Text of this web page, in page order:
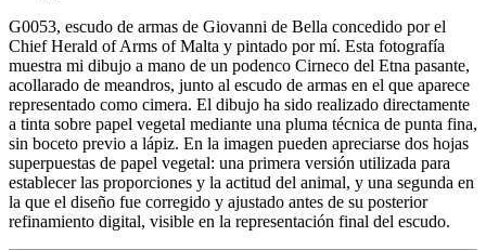
G0053, escudo de armas de Giovanni de Bella concedido por el
Chief Herald of Arms of Malta y pintado por mí. Esta fotografía
muestra mi dibujo a mano de un podenco Cirneco del Etna pasante,
acollarado de meandros, junto al escudo de armas en el que aparece
representado como cimera. El dibujo ha sido realizado directamente
a tinta sobre papel vegetal mediante una pluma técnica de punta fina,
sin boceto previo a lápiz. En la imagen pueden apreciarse dos hojas
superpuestas de papel vegetal: una primera versión utilizada para
establecer las proporciones y la actitud del animal, y una segunda en
la que el diseño fue corregido y ajustado antes de su posterior
refinamiento digital, visible en la representación final del escudo.